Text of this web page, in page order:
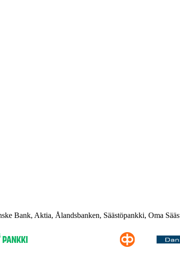
Bank, Aktia, Ålandsbanken, Säästöpankki, Oma